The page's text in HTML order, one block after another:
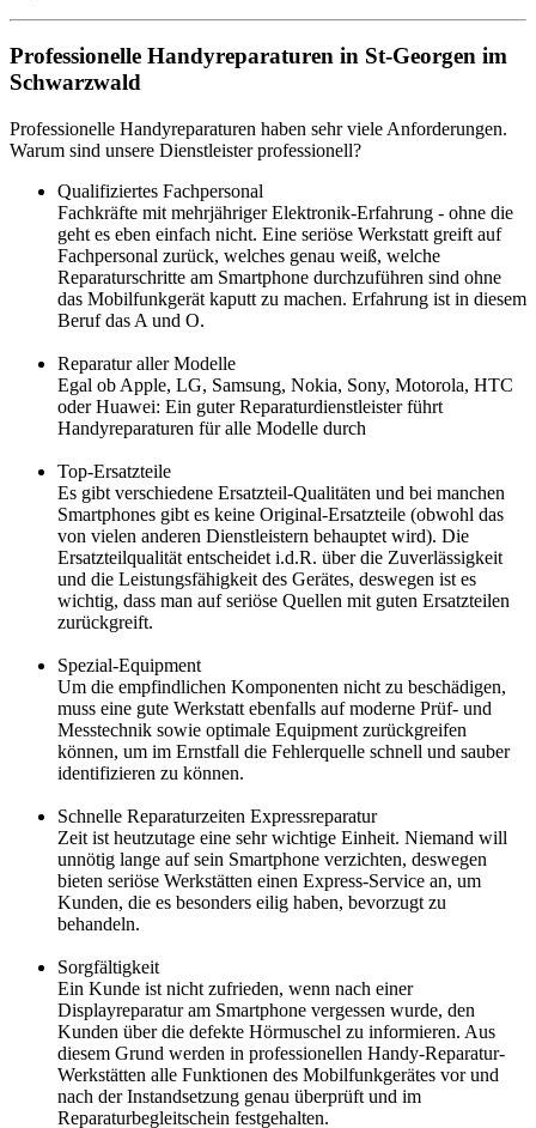
Professionelle Handyreparaturen in St-Georgen im
Schwarzwald
Professionelle Handyreparaturen haben sehr viele Anforderungen.
Warum sind unsere Dienstleister professionell?
Qualifiziertes Fachpersonal
Fachkräfte mit mehrjähriger Elektronik-Erfahrung - ohne die
geht es eben einfach nicht. Eine seriöse Werkstatt greift auf
Fachpersonal zurück, welches genau weiß, welche
Reparaturschritte am Smartphone durchzuführen sind ohne
das Mobilfunkgerät kaputt zu machen. Erfahrung ist in diesem
Beruf das A und O.
Reparatur aller Modelle
Egal ob Apple, LG, Samsung, Nokia, Sony, Motorola, HTC
oder Huawei: Ein guter Reparaturdienstleister führt
Handyreparaturen für alle Modelle durch
Top-Ersatzteile
Es gibt verschiedene Ersatzteil-Qualitäten und bei manchen
Smartphones gibt es keine Original-Ersatzteile (obwohl das
von vielen anderen Dienstleistern behauptet wird). Die
Ersatzteilqualität entscheidet i.d.R. über die Zuverlässigkeit
und die Leistungsfähigkeit des Gerätes, deswegen ist es
wichtig, dass man auf seriöse Quellen mit guten Ersatzteilen
zurückgreift.
Spezial-Equipment
Um die empfindlichen Komponenten nicht zu beschädigen,
muss eine gute Werkstatt ebenfalls auf moderne Prüf- und
Messtechnik sowie optimale Equipment zurückgreifen
können, um im Ernstfall die Fehlerquelle schnell und sauber
identifizieren zu können.
Schnelle Reparaturzeiten Expressreparatur
Zeit ist heutzutage eine sehr wichtige Einheit. Niemand will
unnötig lange auf sein Smartphone verzichten, deswegen
bieten seriöse Werkstätten einen Express-Service an, um
Kunden, die es besonders eilig haben, bevorzugt zu
behandeln.
Sorgfältigkeit
Ein Kunde ist nicht zufrieden, wenn nach einer
Displayreparatur am Smartphone vergessen wurde, den
Kunden über die defekte Hörmuschel zu informieren. Aus
diesem Grund werden in professionellen Handy-Reparatur-
Werkstätten alle Funktionen des Mobilfunkgerätes vor und
nach der Instandsetzung genau überprüft und im
Reparaturbegleitschein festgehalten.